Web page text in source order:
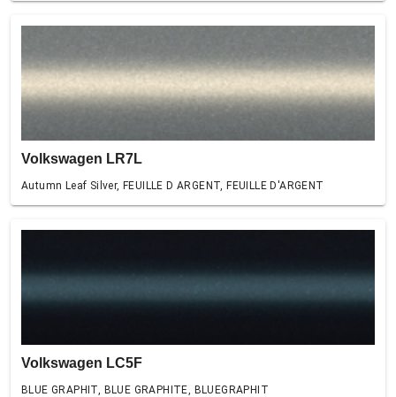
Volkswagen LR7L
Autumn Leaf Silver, FEUILLE D ARGENT, FEUILLE D'ARGENT
Volkswagen LC5F
BLUE GRAPHIT, BLUE GRAPHITE, BLUEGRAPHIT